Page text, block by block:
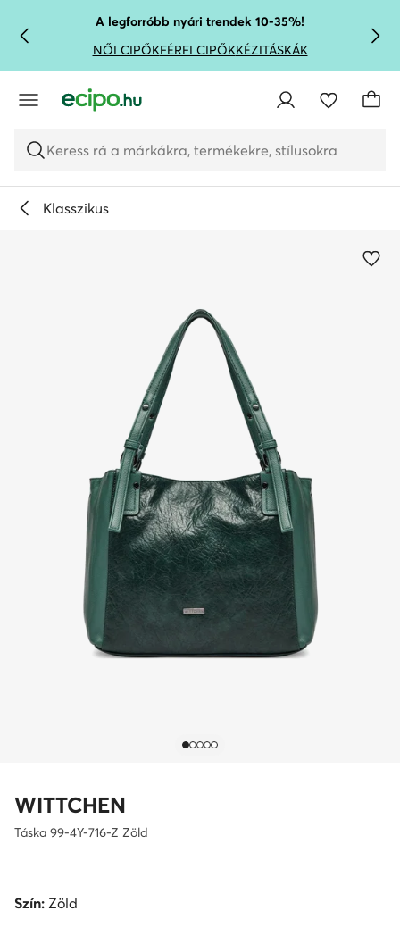
UGRÁS A FŐ TARTALOMRA
UGRÁS A KERESÉSHEZA legforróbb nyári trendek 10-35%!
NŐI CIPŐKFÉRFI CIPŐKKÉZITÁSKÁK
Keress rá a márkákra, termékekre, stílusokra
Klasszikus
WITTCHEN
Táska 99-4Y-716-Z Zöld
Szín: Zöld